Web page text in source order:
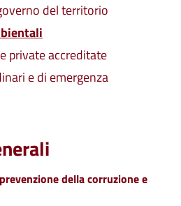
del territorio
private accreditate
e di emergenza
della corruzione e